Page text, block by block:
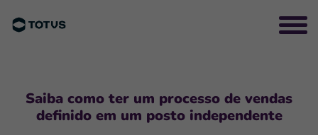
Saiba como ter um processo de vendas
definido em um posto independente